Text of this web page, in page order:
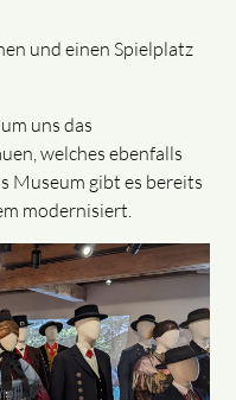
und einen Spielplatz
uns das
welches ebenfalls
Museum gibt es bereits
modernisiert.